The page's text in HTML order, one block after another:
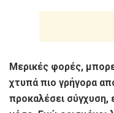
Μερικές φορές,
χτυπά πιο γρήγορα
προκαλέσει σύγχυση,